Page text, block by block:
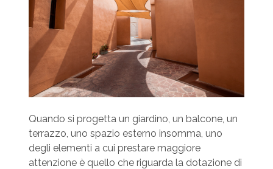
Quando si progetta un giardino, un balcone, un
terrazzo, uno spazio esterno insomma, uno
degli elementi a cui prestare maggiore
attenzione è quello che riguarda la dotazione di